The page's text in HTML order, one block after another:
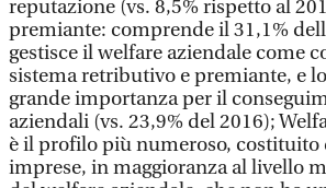
reputazione (vs. 8,5% rispetto al
premiante: comprende il 31,1%
gestisce il welfare aziendale come
sistema retributivo e premiante, e
grande importanza per il
aziendali (vs. 23,9% del 2016);
è il profilo più numeroso, costituito
imprese, in maggioranza al livello